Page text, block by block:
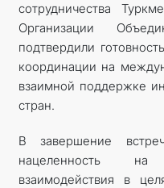
сотрудничества
Организации
подтвердили
координации на
взаимной поддержке
стран.
В завершение
нацеленность
взаимодействия в